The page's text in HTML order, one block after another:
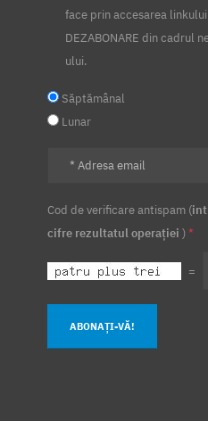
face prin accesarea linkului
DEZABONARE din cadrul
ului.
Săptămânal
Lunar
Cod de verificare antispam (
cifre rezultatul operației ) *
=
ABONAȚI-VĂ!